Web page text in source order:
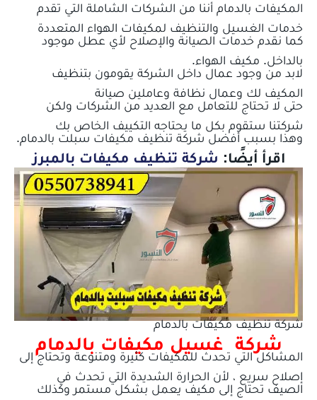
المكيفات بالدمام أننا من الشركات الشاملة التي تقدم
خدمات الغسيل والتنظيف لمكيفات الهواء المتعددة
كما نقدم خدمات الصيانة والإصلاح لأي عطل موجود
بالداخل. مكيف الهواء.
لابد من وجود عمال داخل الشركة يقومون بتنظيف
المكيف لك وعمال نظافة وعاملين صيانة
حتى لا تحتاج للتعامل مع العديد من الشركات ولكن
شركتنا ستقوم بكل ما يحتاجه التكييف الخاص بك
وهذا بسبب أفضل شركة تنظيف مكيفات سبلت بالدمام.
اقرأ أيضًا: شركة تنظيف مكيفات بالمبرز
شركة تنظيف مكيفات بالدمام
شركة غسيل مكيفات بالدمام
المشاكل التي تحدث للمكيفات كثيرة ومتنوعة وتحتاج إلى
إصلاح سريع ، لأن الحرارة الشديدة التي تحدث في
الصيف تحتاج إلى مكيف يعمل بشكل مستمر وكذلك